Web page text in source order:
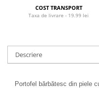
COST TRANSPORT
Taxa de livrare - 19.99 lei
Descriere
Portofel bărbătesc din piele